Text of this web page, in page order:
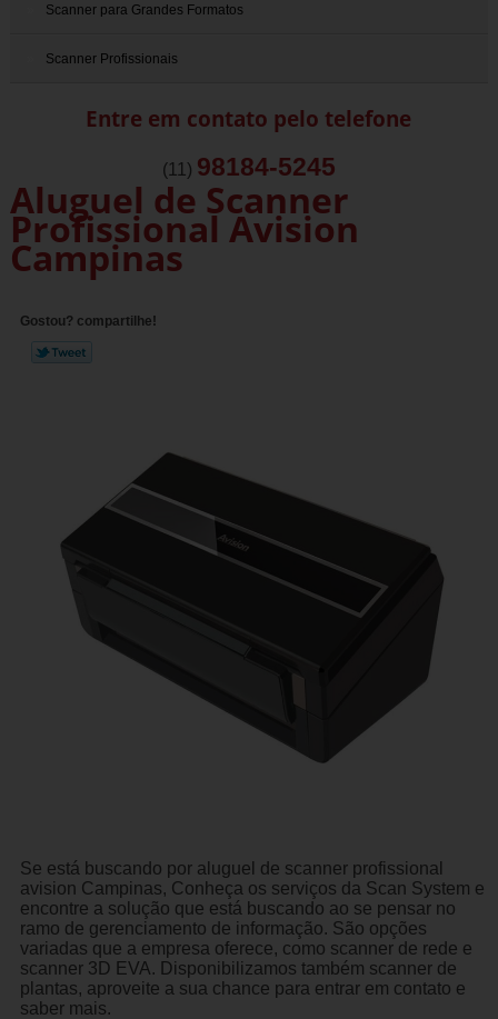
Scanner para Grandes Formatos
Scanner Profissionais
Entre em contato pelo telefone
(11) 98184-5245
Aluguel de Scanner
Profissional Avision
Campinas
Gostou? compartilhe!
Se está buscando por aluguel de scanner profissional
avision Campinas, Conheça os serviços da Scan System e
encontre a solução que está buscando ao se pensar no
ramo de gerenciamento de informação. São opções
variadas que a empresa oferece, como scanner de rede e
scanner 3D EVA. Disponibilizamos também scanner de
plantas, aproveite a sua chance para entrar em contato e
saber mais.